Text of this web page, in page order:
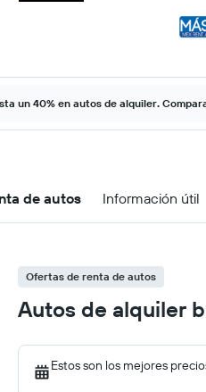
un 40% en autos de alquiler.
de autos Información útil
Ofertas de renta de autos
Autos de alquiler
Estos son los mejores